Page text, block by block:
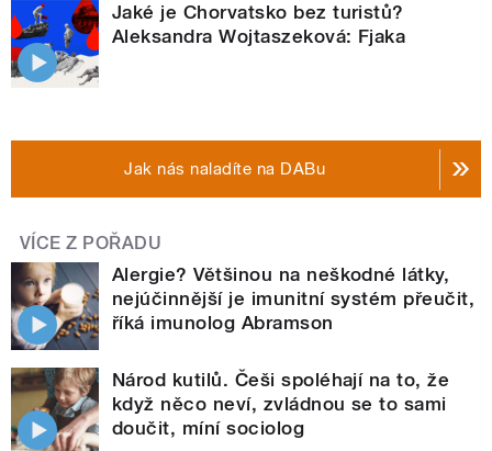
Jaké je Chorvatsko bez turistů?
Aleksandra Wojtaszeková: Fjaka
Jak nás naladíte na DABu
VÍCE Z POŘADU
Alergie? Většinou na neškodné látky,
nejúčinnější je imunitní systém přeučit,
říká imunolog Abramson
Národ kutilů. Češi spoléhají na to, že
když něco neví, zvládnou se to sami
doučit, míní sociolog